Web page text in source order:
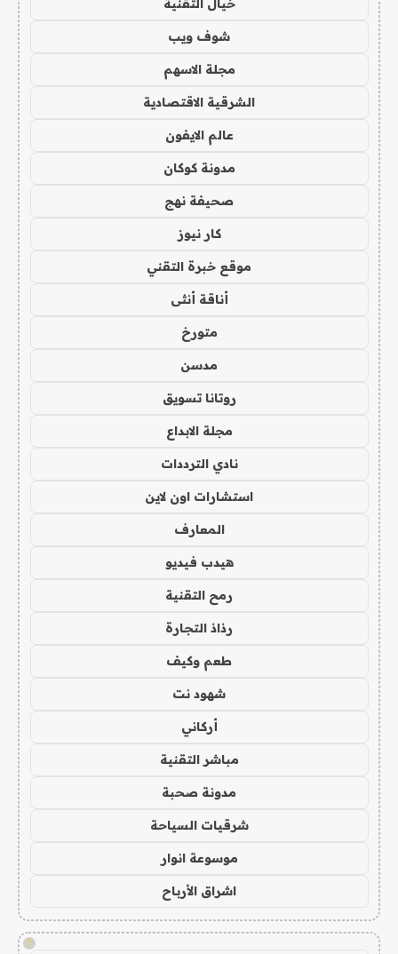
شوف ويب
مجلة الاسهم
الشرقية الاقتصادية
عالم الايفون
مدونة كوكان
صحيفة نهج
كار نيوز
موقع خبرة التقني
أناقة أنثى
متورخ
مدسن
روتانا تسويق
مجلة الابداع
نادي الترددات
استشارات اون لاين
المعارف
هيدب فيديو
رمح التقنية
رذاذ التجارة
طعم وكيف
شهود نت
أركاني
مباشر التقنية
مدونة صحبة
شرقيات السياحة
موسوعة انوار
اشراق الأرباح
!